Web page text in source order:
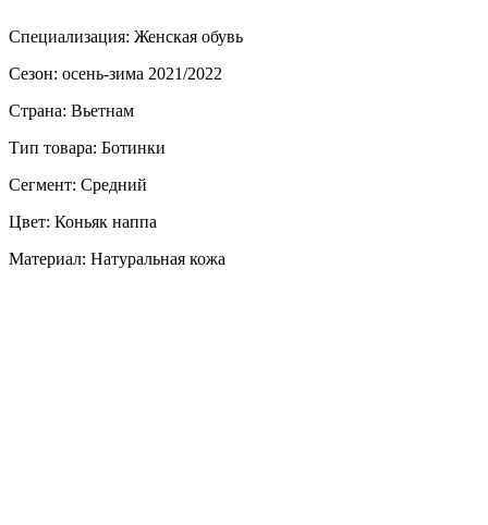
Специализация: Женская обувь
Сезон: осень-зима 2021/2022
Страна: Вьетнам
Тип товара: Ботинки
Сегмент: Средний
Цвет: Коньяк наппа
Материал: Натуральная кожа